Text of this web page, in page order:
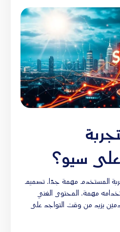
سيو؟
المستخدم مهمة جدًا. تصميم
مهمة. المحتوى الغني
يزيد من وقت التواجد على